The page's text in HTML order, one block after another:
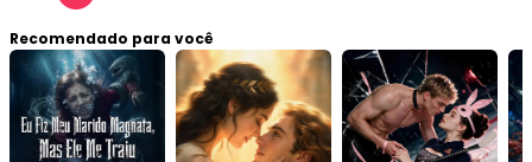
Recomendado para você